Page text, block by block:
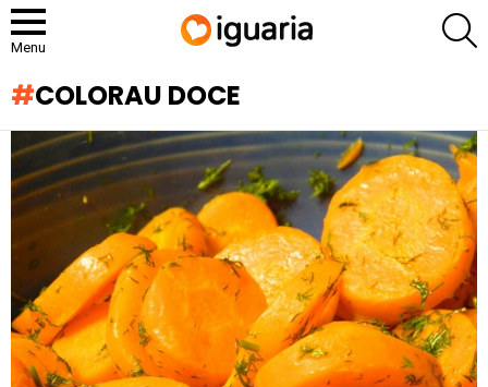
Menu
COLORAU DOCE
RECOMENDADOS